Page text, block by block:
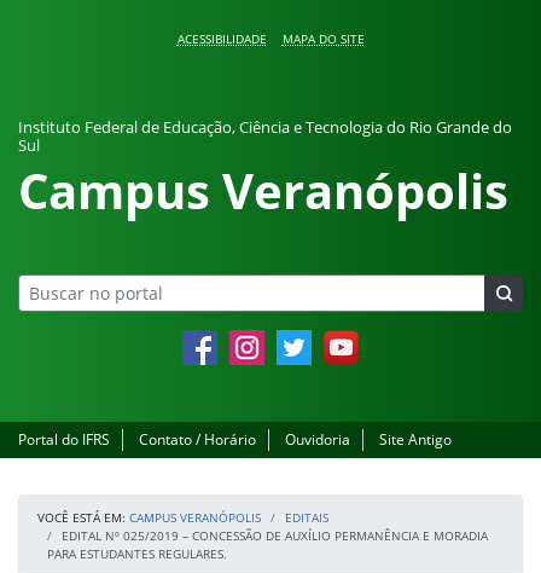
ACESSIBILIDADE MAPA DO SITE
Instituto Federal de Educação, Ciência e Tecnologia do Rio Grande do
Sul
Campus Veranópolis
FacebookInstagramTwitter YouTube
Portal do IFRS Contato / Horário Ouvidoria Site Antigo
VOCÊ ESTÁ EM: CAMPUS VERANÓPOLIS
EDITAIS
EDITAL Nº 025/2019 – CONCESSÃO DE AUXÍLIO PERMANÊNCIA E MORADIA
PARA ESTUDANTES REGULARES.